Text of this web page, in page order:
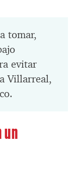
tomar,
evitar
Villarreal,